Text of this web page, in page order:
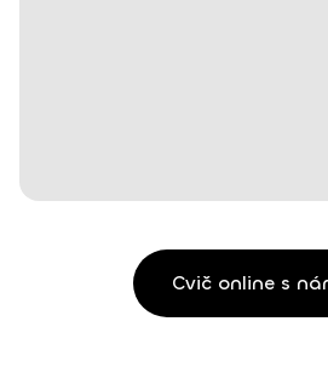
Cvič online s